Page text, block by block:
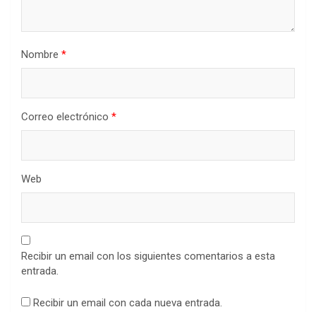
Nombre *
Correo electrónico *
Web
Recibir un email con los siguientes comentarios a esta
entrada.
Recibir un email con cada nueva entrada.